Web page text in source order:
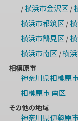
/横浜市金沢区 /
横浜市都筑区 /
横浜市鶴見区 /
横浜市南区 /横
相模原市
神奈川県相模原
相模原市 南区
その他の地域
神奈川県伊勢原